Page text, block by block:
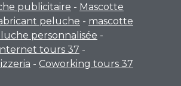
publicitaire - Mascotte
peluche - mascotte
personnalisée -
tours 37 -
- Coworking tours 37